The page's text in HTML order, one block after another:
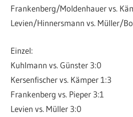
Frankenberg/Moldenhauer vs.
Levien/Hinnersmann vs. Müller/
Einzel:
Kuhlmann vs. Günster 3:0
Kersenfischer vs. Kämper 1:3
Frankenberg vs. Pieper 3:1
Levien vs. Müller 3:0